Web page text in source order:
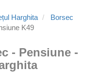
Harghita
Borsec
K49
- Pensiune -